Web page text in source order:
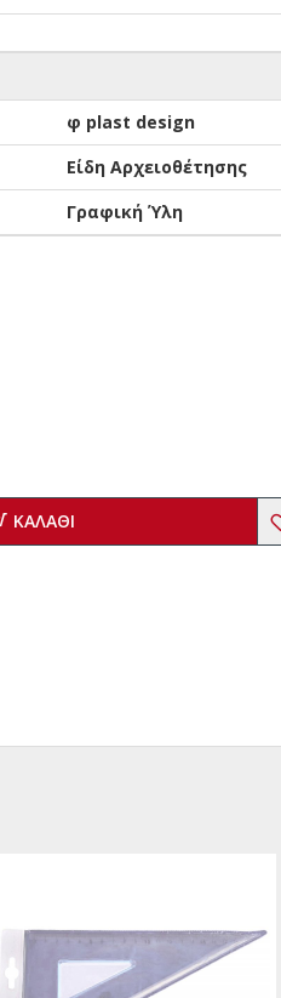
φ plast design
Είδη Αρχειοθέτησης
Γραφική Ύλη
ΚΑΛΑΘΙ